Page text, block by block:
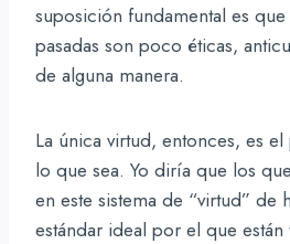
suposición fundamental es
pasadas son poco éticas,
de alguna manera.
La única virtud, entonces, es
lo que sea. Yo diría que los
en este sistema de “virtud” de
estándar ideal por el que